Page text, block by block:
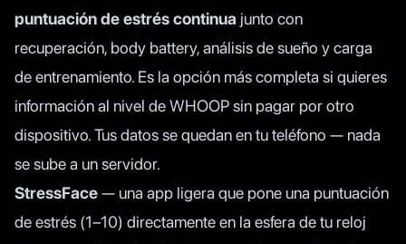
puntuación de estrés continua junto con
recuperación, body battery, análisis de sueño y carga
de entrenamiento. Es la opción más completa si quieres
información al nivel de WHOOP sin pagar por otro
dispositivo. Tus datos se quedan en tu teléfono — nada
se sube a un servidor.
StressFace— una app ligera que pone una puntuación
de estrés (1–10) directamente en la esfera de tu reloj